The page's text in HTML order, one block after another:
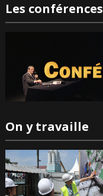
Les conférences
On y travaille